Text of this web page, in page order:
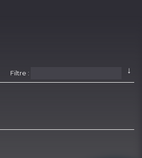
↓
Filtre :